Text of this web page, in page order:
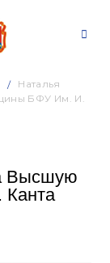
Наталья
БФУ Им. И.
Высшую